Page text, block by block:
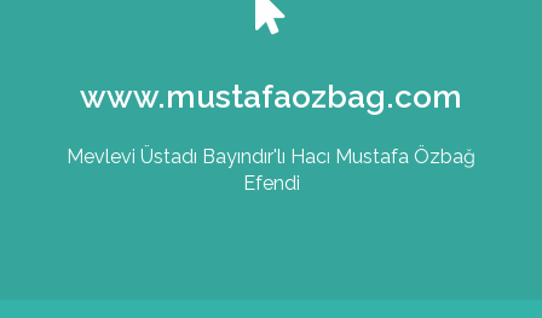
www.mustafaozbag.com
Mevlevi Üstadı Bayındır'lı Hacı Mustafa Özbağ
Efendi